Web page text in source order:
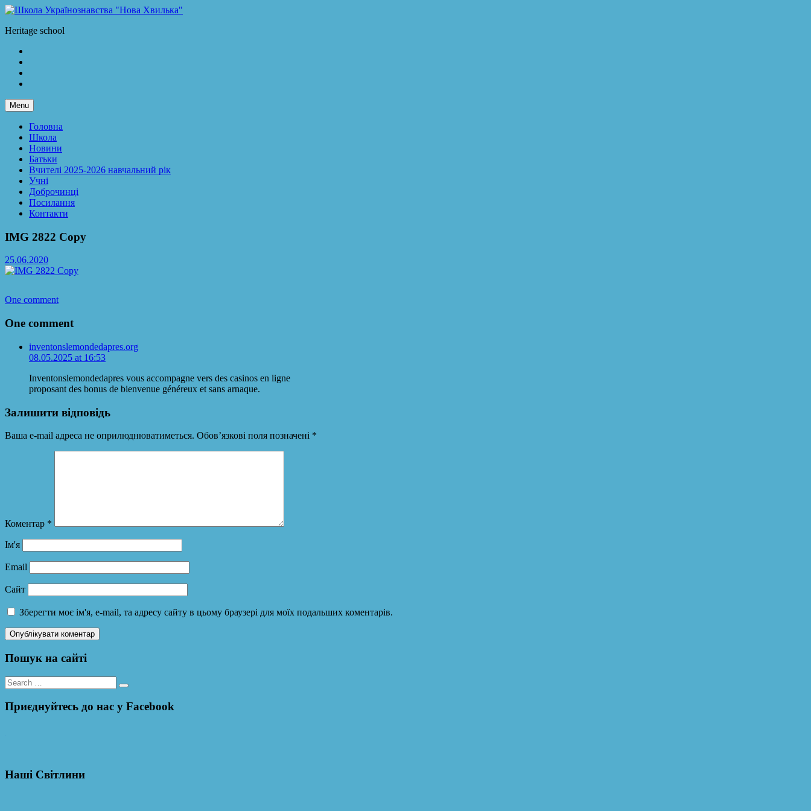
Skip
content
Школа Українознавства "Нова Хвилька"
Heritage school
Menu
Головна
Школа
Новини
Батьки
Вчителі 2025-2026 навчальний рік
Учні
Доброчинці
Посилання
Контакти
IMG 2822 Copy
25.06.2020
One comment
One comment
inventonslemondedapres.org
08.05.2025 at 16:53
Inventonslemondedapres vous accompagne vers des casinos en ligne
proposant des bonus de bienvenue généreux et sans arnaque.
Залишити відповідь
Ваша e-mail адреса не оприлюднюватиметься. Обов’язкові поля позначені *
Коментар *
Ім'я
Email
Сайт
Зберегти моє ім'я, e-mail, та адресу сайту в цьому браузері для моїх подальших коментарів.
Пошук на сайті
Search
for:
Приєднуйтесь до нас у Facebook
Наші Світлини